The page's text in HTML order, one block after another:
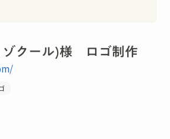
ゾクール)様 ロゴ制作